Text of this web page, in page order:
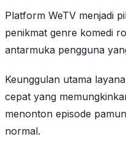
Platform WeTV menjadi
penikmat genre komedi
antarmuka pengguna
Keunggulan utama
cepat yang
menonton episode
normal.